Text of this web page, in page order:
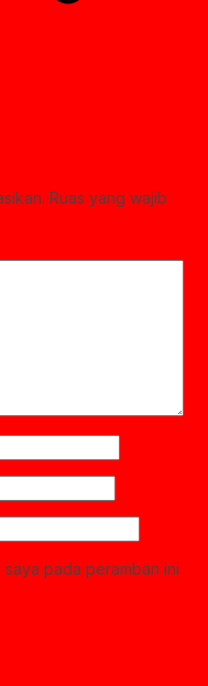
Ruas yang wajib
saya pada peramban ini